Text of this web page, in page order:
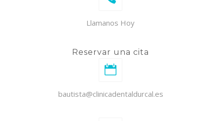
Llamanos Hoy
Reservar una cita
bautista@clinicadentaldurcal.es